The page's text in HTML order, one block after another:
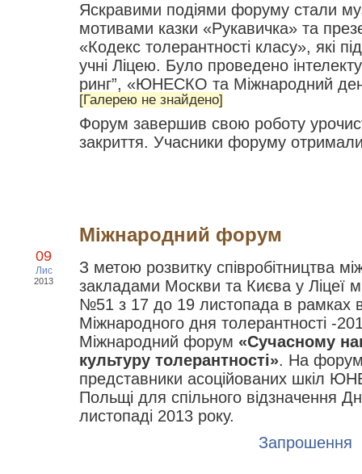
Яскравими подіями форуму стали
мотивами казки «Рукавичка» та
«Кодекс толерантності класу», які
учні Ліцею. Було проведено
ринг”, «ЮНЕСКО та Міжнародний
[Галерею не знайдено]
Форум завершив свою роботу
закриття. Учасники форуму
09
Лис
2013
Міжнародний форум
З метою розвитку співробітництва
закладами Москви та Києва у Ліцеї
№51 з 17 до 19 листопада в рамках
Міжнародного дня толерантності -
Міжнародний форум «Сучасному
культуру толерантності». На
представники асоційованих шкіл
Польщі для спільного відзначення
листопаді 2013 року.
Запрошення